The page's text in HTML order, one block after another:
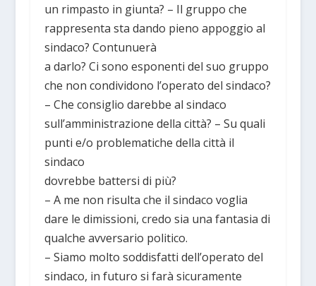
un rimpasto in giunta? – Il gruppo che
rappresenta sta dando pieno appoggio al
sindaco? Contunuerà
a darlo? Ci sono esponenti del suo gruppo
che non condividono l’operato del sindaco?
– Che consiglio darebbe al sindaco
sull’amministrazione della città? – Su quali
punti e/o problematiche della città il
sindaco
dovrebbe battersi di più?
– A me non risulta che il sindaco voglia
dare le dimissioni, credo sia una fantasia di
qualche avversario politico.
– Siamo molto soddisfatti dell’operato del
sindaco, in futuro si farà sicuramente